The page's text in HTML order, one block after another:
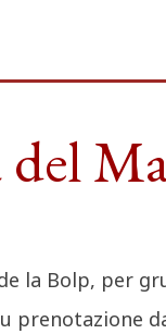
de la Bolp, per
prenotazione